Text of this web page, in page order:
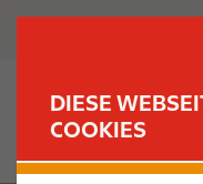
DIESE
COOKIES
B
s